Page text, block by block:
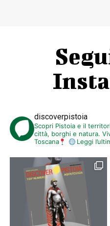
discoverpistoia
Scopri Pistoia e il
città, borghi e natura.
Toscana
Leggi